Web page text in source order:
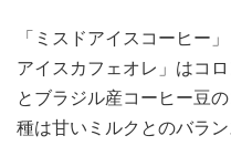
「ミスドアイスコーヒー
アイスカフェオレ」はコ
とブラジル産コーヒー豆
種は甘いミルクとのバラ